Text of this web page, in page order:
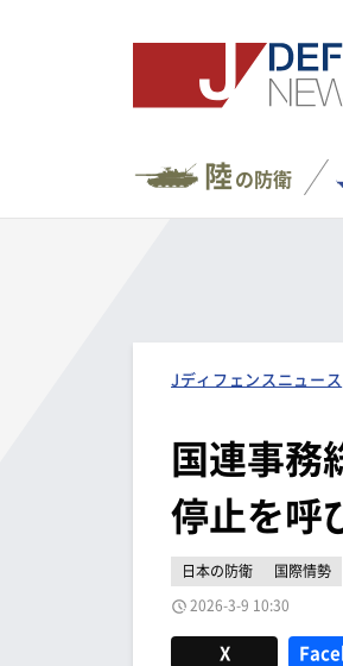
陸の防衛
Jディフェンスニュース
国連事務
停止を呼
日本の防衛
国際情勢
2026-3-9 10:30
X